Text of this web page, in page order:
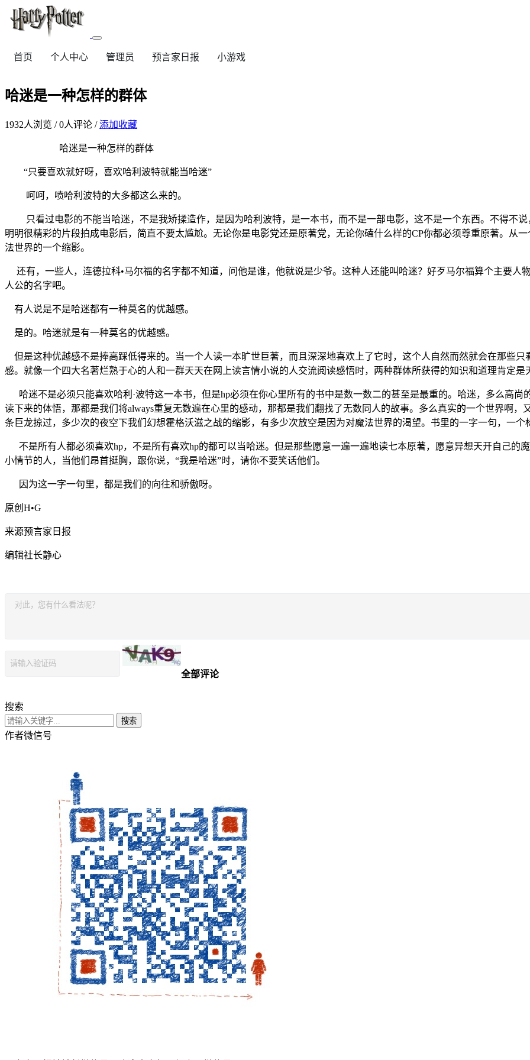
首页 个人中心 管理员 预言家日报 小游戏
哈迷是一种怎样的群体
1932人浏览 /0人评论 /添加收藏
哈迷是一种怎样的群体
“只要喜欢就好呀，喜欢哈利波特就能当哈迷”
呵呵，喷哈利波特的大多都这么来的。
只看过电影的不能当哈迷，不是我矫揉造作，是因为哈利波特，是一本书，而不是一部电影，这不是一个东西。不得不
明明很精彩的片段拍成电影后，简直不要太尴尬。无论你是电影党还是原著党，无论你磕什么样的CP你都必须尊重原著。从
法世界的一个缩影。
还有，一些人，连德拉科•马尔福的名字都不知道，问他是谁，他就说是少爷。这种人还能叫哈迷？好歹马尔福算个主要人
人公的名字吧。
有人说是不是哈迷都有一种莫名的优越感。
是的。哈迷就是有一种莫名的优越感。
但是这种优越感不是捧高踩低得来的。当一个人读一本旷世巨著，而且深深地喜欢上了它时，这个人自然而然就会在那些
感。就像一个四大名著烂熟于心的人和一群天天在网上读言情小说的人交流阅读感悟时，两种群体所获得的知识和道理肯定
哈迷不是必须只能喜欢哈利·波特这一本书，但是hp必须在你心里所有的书中是数一数二的甚至是最重的。哈迷，多么高尚
读下来的体悟，那都是我们将always重复无数遍在心里的感动，那都是我们翻找了无数同人的故事。多么真实的一个世界啊
条巨龙掠过，多少次的夜空下我们幻想霍格沃滋之战的缩影，有多少次放空是因为对魔法世界的渴望。书里的一字一句，一
不是所有人都必须喜欢hp，不是所有喜欢hp的都可以当哈迷。但是那些愿意一遍一遍地读七本原著，愿意异想天开自己的
小情节的人，当他们昂首挺胸，跟你说，“我是哈迷”时，请你不要笑话他们。
因为这一字一句里，都是我们的向往和骄傲呀。
原创H•G
来源预言家日报
编辑社长静心
全部评论
搜索
搜索
作者微信号